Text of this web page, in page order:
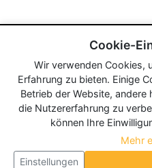
Cookie-
Wir verwenden Cookies,
Erfahrung zu bieten. Einige
Betrieb der Website, andere
die Nutzererfahrung zu
können Ihre
Mehr
Einstellungen